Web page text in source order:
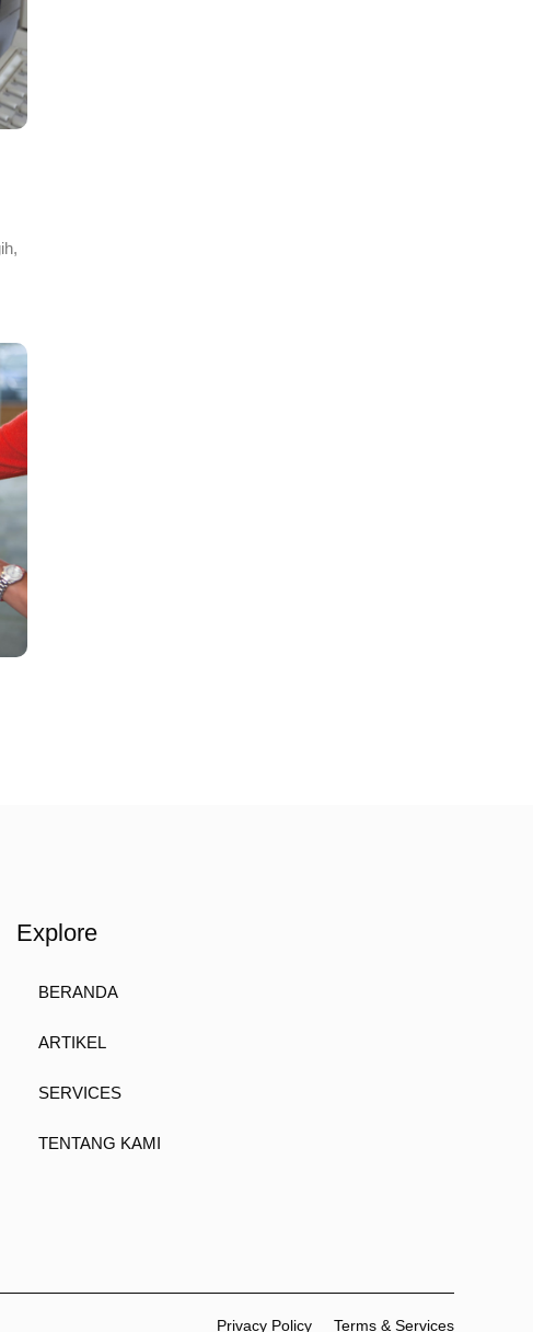
Explore
BERANDA
ARTIKEL
SERVICES
TENTANG KAMI
Privacy Policy Terms & Services